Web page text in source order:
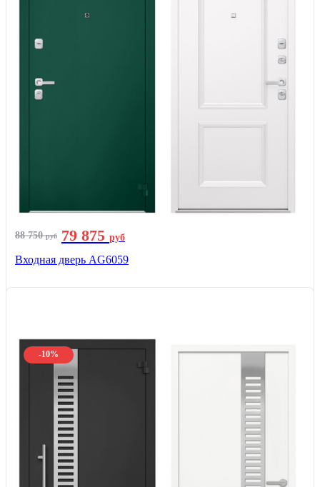
88 750руб 79 875 руб
Входная дверь AG6059
-10%